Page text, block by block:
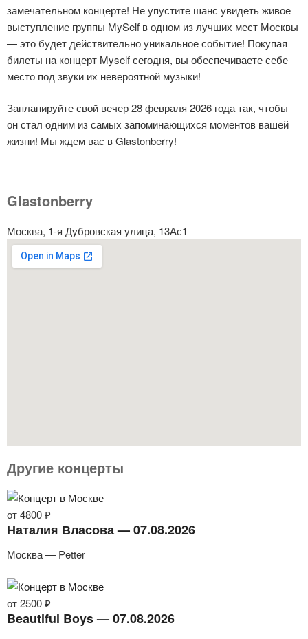
замечательном концерте! Не упустите шанс увидеть живое
выступление группы MySelf в одном из лучших мест Москвы
— это будет действительно уникальное событие! Покупая
билеты на концерт Myself сегодня, вы обеспечиваете себе
место под звуки их невероятной музыки!
Запланируйте свой вечер 28 февраля 2026 года так, чтобы
он стал одним из самых запоминающихся моментов вашей
жизни! Мы ждем вас в Glastonberry!
Glastonberry
Москва, 1-я Дубровская улица, 13Ас1
Другие концерты
от 4800 ₽
Наталия Власова — 07.08.2026
Москва — Petter
от 2500 ₽
Beautiful Boys — 07.08.2026